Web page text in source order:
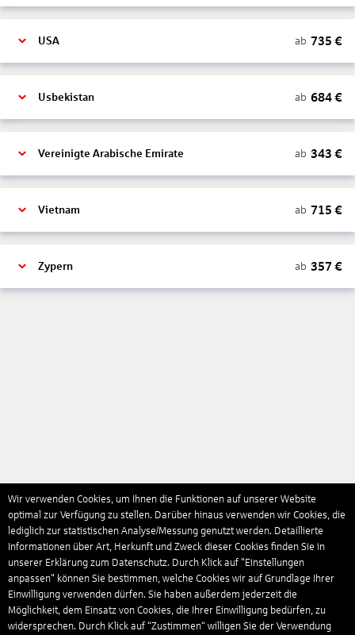
USA ab 735 €
Usbekistan ab 684€
Vereinigte Arabische Emirate ab 343 €
Vietnam ab 715 €
Zypern ab 357 €
Wir verwenden Cookies, um Ihnen die Funktionen auf unserer Website
optimal zur Verfügung zu stellen. Darüber hinaus verwenden wir Cookies, die
lediglich zur statistischen Analyse/Messung genutzt werden. Detaillierte
Informationen über Art, Herkunft und Zweck dieser Cookies finden Sie in
unserer Erklärung zum Datenschutz. Durch Klick auf "Einstellungen
anpassen" können Sie bestimmen, welche Cookies wir auf Grundlage Ihrer
Einwilligung verwenden dürfen. Sie haben außerdem jederzeit die
Möglichkeit, dem Einsatz von Cookies, die Ihrer Einwilligung bedürfen, zu
widersprechen. Durch Klick auf “Zustimmen“ willigen Sie der Verwendung